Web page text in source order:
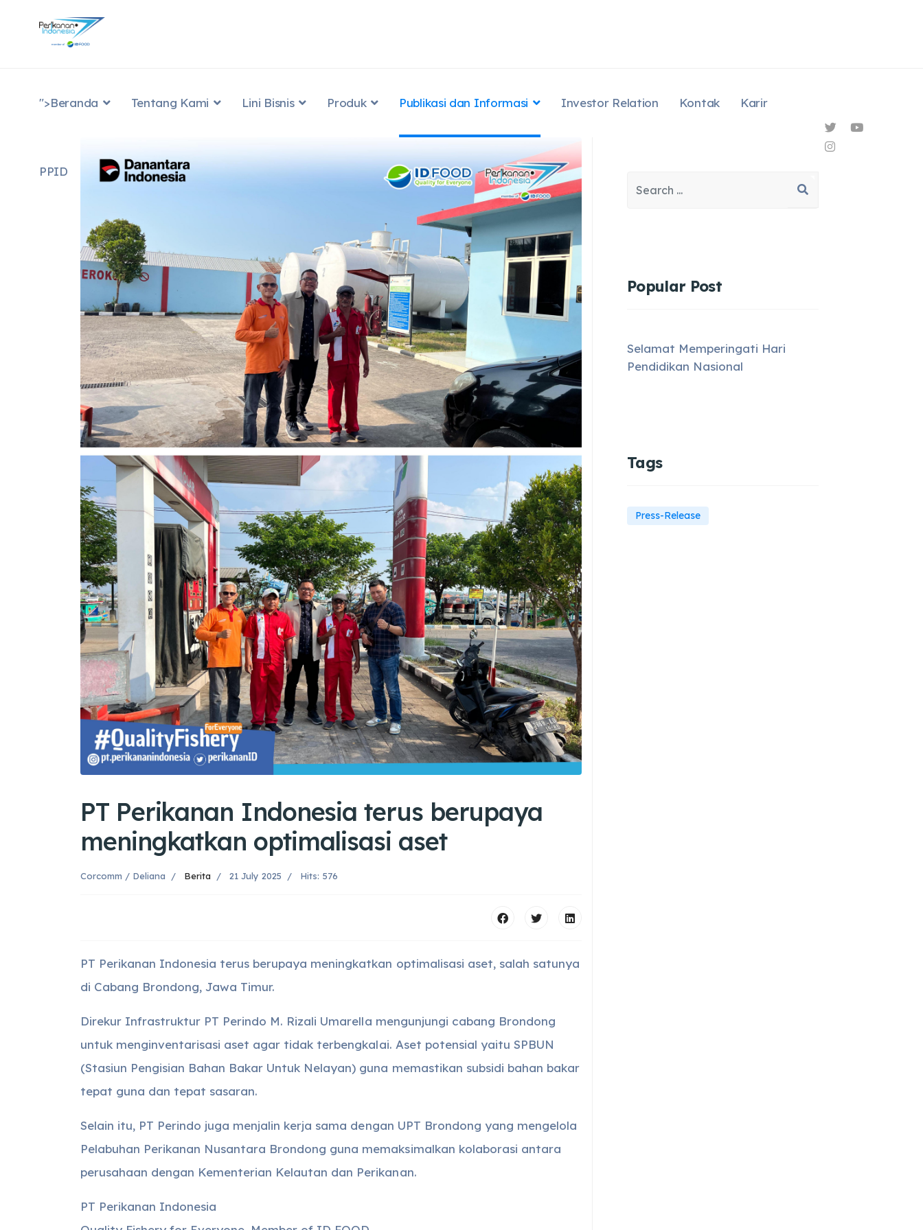
">Beranda Tentang Kami Lini Bisnis Produk Publikasi dan Informasi Investor Relation Kontak Karir
PPID
PT Perikanan Indonesia terus berupaya
meningkatkan optimalisasi aset
Corcomm / Deliana Berita 21 July 2025 Hits: 576
PT Perikanan Indonesia terus berupaya meningkatkan optimalisasi aset, salah satunya
di Cabang Brondong, Jawa Timur.
Direkur Infrastruktur PT Perindo M. Rizali Umarella mengunjungi cabang Brondong
untuk menginventarisasi aset agar tidak terbengkalai. Aset potensial yaitu SPBUN
(Stasiun Pengisian Bahan Bakar Untuk Nelayan) guna memastikan subsidi bahan bakar
tepat guna dan tepat sasaran.
Selain itu, PT Perindo juga menjalin kerja sama dengan UPT Brondong yang mengelola
Pelabuhan Perikanan Nusantara Brondong guna memaksimalkan kolaborasi antara
perusahaan dengan Kementerian Kelautan dan Perikanan.
PT Perikanan Indonesia
Popular Post
Selamat Memperingati Hari
Pendidikan Nasional
Tags
Press-Release